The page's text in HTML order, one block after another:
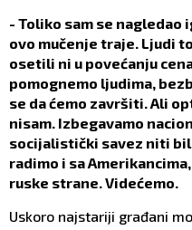
- Toliko sam se nagledao
ovo mučenje traje. Ljudi
osetili ni u povećanju
pomognemo ljudima,
se da ćemo završiti. Ali
nisam. Izbegavamo
socijalistički savez niti
radimo i sa
ruske strane. Videćemo.
Uskoro najstariji građani